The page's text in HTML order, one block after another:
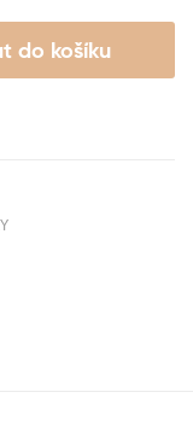
do košíku